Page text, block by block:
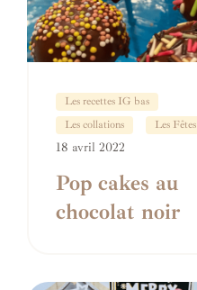
Les recettes IG bas
Les collations
Les Fêtes
18 avril 2022
Pop cakes au
chocolat noir